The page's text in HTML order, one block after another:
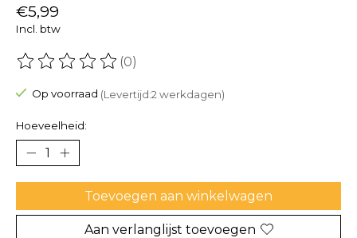
€5,99
Incl. btw
De beoordeling van dit product is
(0)
Op voorraad (Levertijd:2 werkdagen)
Hoeveelheid:
Toevoegen aan winkelwagen
Aan verlanglijst toevoegen